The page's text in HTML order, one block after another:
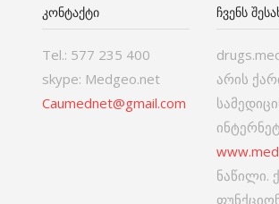
ᲙᲝᲜᲢᲐᲥᲢᲘ
Tel.: 577 235 400
skype: Medgeo.net
Caumednet@gmail.com
ᲩᲕᲔᲜᲡ
არის
ნაწილი.